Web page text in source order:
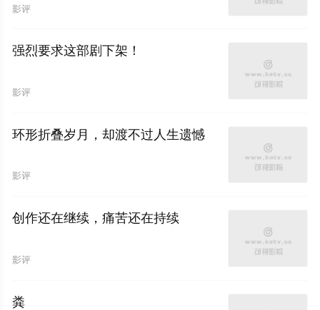
影评
强烈要求这部剧下架！
影评
环形折叠岁月，却渡不过人生遗憾
影评
创作还在继续，痛苦还在持续
影评
粪